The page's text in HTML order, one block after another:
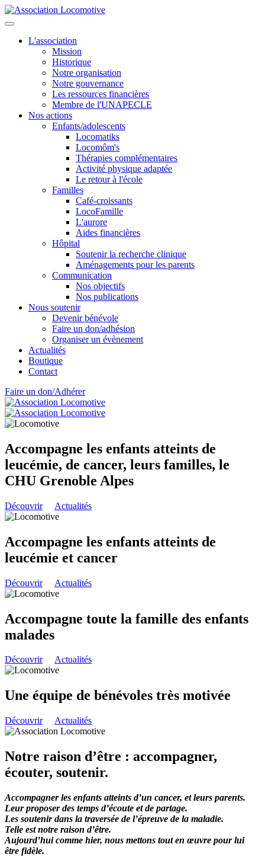
L'association
Mission
Historique
Notre organisation
Notre gouvernance
Les ressources financières
Membre de l'UNAPECLE
Nos actions
Enfants/adolescents
Locomatiks
Locomôm's
Thérapies complémentaires
Activité physique adaptée
Le retour à l'école
Familles
Café-croissants
LocoFamille
L'aurore
Aides financières
Hôpital
Soutenir la recherche clinique
Aménagements pour les parents
Communication
Nos objectifs
Nos publications
Nous soutenir
Devenir bénévole
Faire un don/adhésion
Organiser un évènement
Actualités
Boutique
Contact
Faire un don/Adhérer
Accompagne les enfants atteints de
leucémie, de cancer, leurs familles, le
CHU Grenoble Alpes
Découvrir Actualités
Accompagne les enfants atteints de
leucémie et cancer
Découvrir Actualités
Accompagne toute la famille des enfants
malades
Découvrir Actualités
Une équipe de bénévoles très motivée
Découvrir Actualités
Notre raison d’être : accompagner,
écouter, soutenir.
Accompagner les enfants atteints d’un cancer, et leurs parents.
Leur proposer des temps d’écoute et de partage.
Les soutenir dans la traversée de l’épreuve de la maladie.
Telle est notre raison d’être.
Aujourd’hui comme hier, nous mettons tout en œuvre pour lui
être fidèle.